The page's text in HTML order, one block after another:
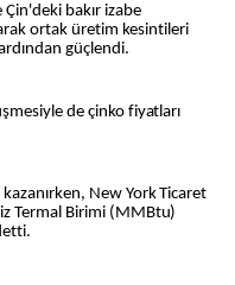
Çin'deki bakır izabe
ortak üretim kesintileri
güçlendi.
de çinko fiyatları
New York Ticaret
Termal Birimi (MMBtu)